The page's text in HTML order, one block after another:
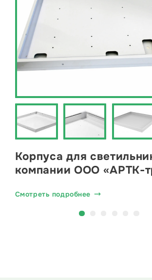
Корпуса для
компании ООО «АРТК-
Смотреть подробнее